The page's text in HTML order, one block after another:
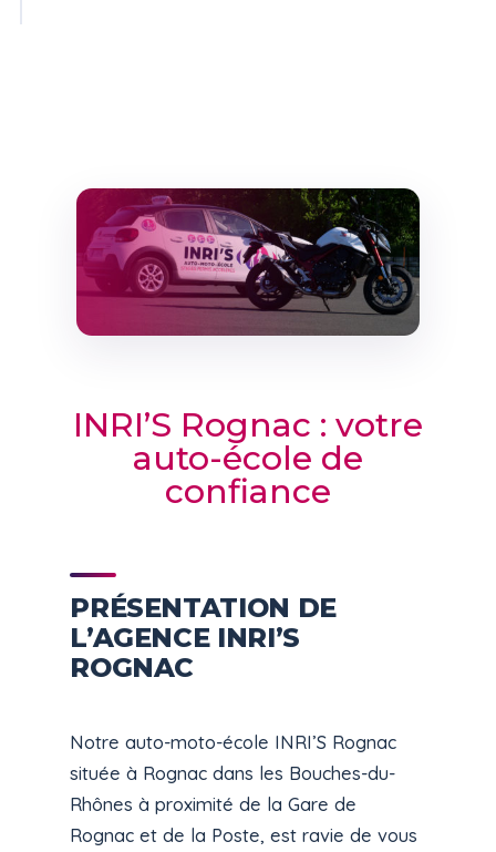
INRI’S Rognac : votre
auto-école de
confiance
PRÉSENTATION DE
L’AGENCE INRI’S
ROGNAC
Notre auto-moto-école INRI’S Rognac
située à Rognac dans les Bouches-du-
Rhônes à proximité de la Gare de
Rognac et de la Poste, est ravie de vous